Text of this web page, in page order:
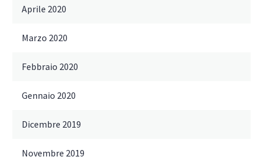
Aprile 2020
Marzo 2020
Febbraio 2020
Gennaio 2020
Dicembre 2019
Novembre 2019